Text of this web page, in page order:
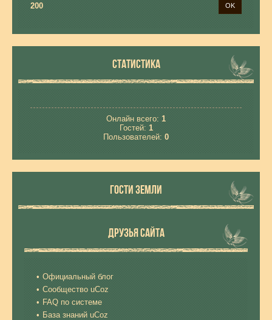
200
СТАТИСТИКА
Онлайн всего: 1
Гостей: 1
Пользователей: 0
ГОСТИ ЗЕМЛИ
ДРУЗЬЯ САЙТА
Официальный блог
Сообщество uCoz
FAQ по системе
База знаний uCoz